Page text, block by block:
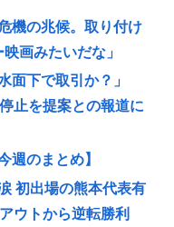
機の兆候。取り付け
画みたいだな」
面下で取引か？」
止を提案との報道に
週のまとめ】
初出場の熊本代表有
ウトから逆転勝利